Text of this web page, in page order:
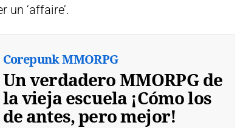
un ‘affaire’.
Corepunk MMORPG
Un verdadero MMORPG de
la vieja escuela ¡Cómo los
de antes, pero mejor!